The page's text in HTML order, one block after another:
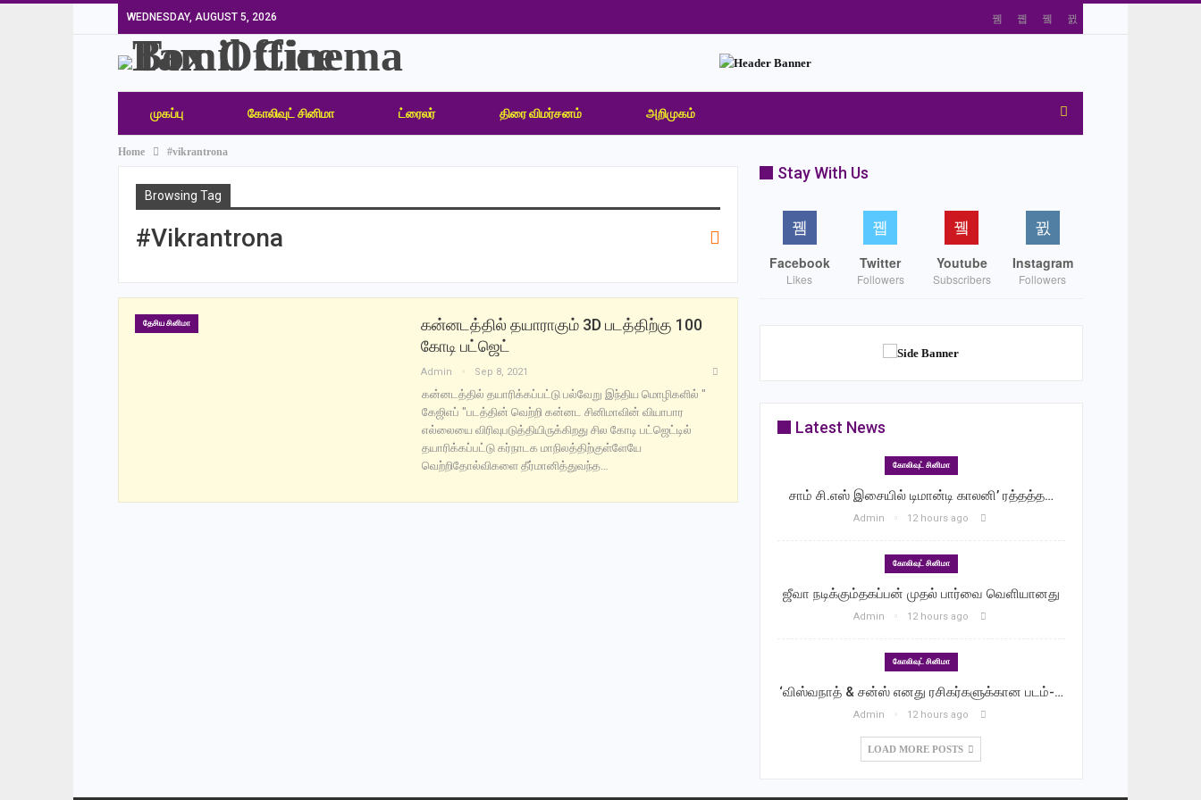
WEDNESDAY, AUGUST 5, 2026
முகப்பு கோலிவுட் சினிமா ட்ரைலர் திரை விமர்சனம் அறிமுகம்
Home #vikrantrona
Browsing Tag
#vikrantrona
தேசிய சினிமா
கன்னடத்தில் தயாராகும் 3D படத்திற்கு 100
கோடி பட்ஜெட்
Admin Sep 8, 2021
கன்னடத்தில் தயாரிக்கப்பட்டு பல்வேறு இந்திய மொழிகளில் "
கேஜிஎப் "படத்தின் வெற்றி கன்னட சினிமாவின் வியாபார
எல்லையை விரிவுபடுத்தியிருக்கிறது சில கோடி பட்ஜெட்டில்
தயாரிக்கப்பட்டு கர்நாடக மாநிலத்திற்குள்ளேயே
வெற்றிதோல்விகளை தீர்மானித்துவந்த…
Stay With Us
Facebook
Likes
Twitter
Followers
Youtube
Subscribers
Instagram
Followers
Latest News
கோலிவுட் சினிமா
சாம் சி.எஸ் இசையில் டிமான்டி காலனி’ ரத்தத்த…
Admin 12 hours ago
கோலிவுட் சினிமா
ஜீவா நடிக்கும்தகப்பன் முதல் பார்வை வெளியானது
Admin 12 hours ago
கோலிவுட் சினிமா
‘விஸ்வநாத் & சன்ஸ் எனது ரசிகர்களுக்கான படம்-…
Admin 12 hours ago
LOAD MORE POSTS